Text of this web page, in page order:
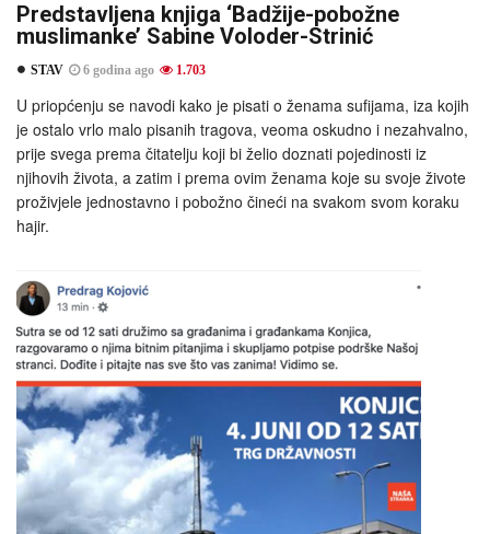
Predstavljena knjiga ‘Badžije-pobožne
muslimanke’ Sabine Voloder-Strinić
STAV 6 godina ago 1.703
U priopćenju se navodi kako je pisati o ženama sufijama, iza kojih
je ostalo vrlo malo pisanih tragova, veoma oskudno i nezahvalno,
prije svega prema čitatelju koji bi želio doznati pojedinosti iz
njihovih života, a zatim i prema ovim ženama koje su svoje živote
proživjele jednostavno i pobožno čineći na svakom svom koraku
hajir.